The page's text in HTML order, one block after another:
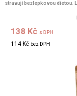
stravují bezlepkovou dietou.
138 Kč s DPH
114 Kč bez DPH